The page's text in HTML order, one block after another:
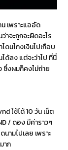
เพราะแออัด
าจะถูกจะผิดอะไร
นโกงเงินไปเกือบ
ด้ลง แต่จะว่าไป ที่นี่
ซึ่งผมก็คงไม่ถ่าย
ใช้ได้ 10 วัน เน็ต
/ ดอง มีค่าราวๆ
นามไปเลย เพราะ
าก